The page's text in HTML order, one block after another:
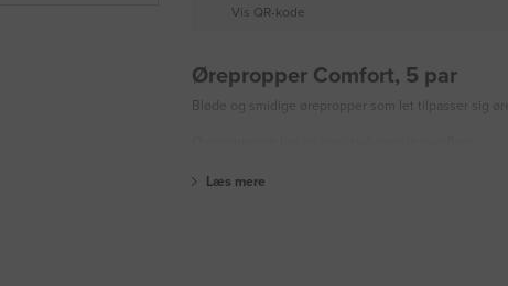
Vis QR-kode
Ørepropper Comfort, 5 par
Bløde og smidige ørepropper som let tilpasser sig
Læs mere